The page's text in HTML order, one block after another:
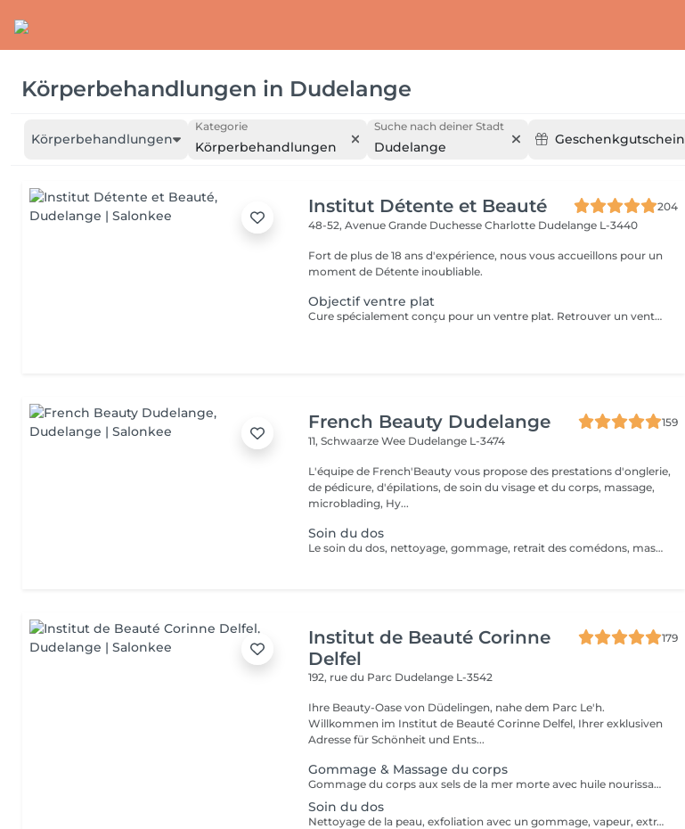
Körperbehandlungen in Dudelange
Körperbehandlungen
Kategorie
Körperbehandlungen
Suche nach deiner Stadt
Dudelange Geschenkgutschein
Institut Détente et Beauté
204
48-52, Avenue Grande Duchesse Charlotte Dudelange L-3440
Fort de plus de 18 ans d'expérience, nous vous accueillons pour un
moment de Détente inoubliable.
Objectif ventre plat
Cure spécialement conçu pour un ventre plat. Retrouver un ventre harmonieux, effet anti-stress, relaxant, confort et légèreté
French Beauty Dudelange
159
11, Schwaarze Wee Dudelange L-3474
L'équipe de French'Beauty vous propose des prestations d'onglerie,
de pédicure, d'épilations, de soin du visage et du corps, massage,
microblading, Hy...
Soin du dos
Le soin du dos, nettoyage, gommage, retrait des comédons, masque et modelage de fin de soin. Idéal lorsque vous présentez cicatrices et boutons.
Institut de Beauté Corinne
Delfel
179
192, rue du Parc Dudelange L-3542
Ihre Beauty-Oase von Düdelingen, nahe dem Parc Le'h.
Willkommen im Institut de Beauté Corinne Delfel, Ihrer exklusiven
Adresse für Schönheit und Ents...
Gommage & Massage du corps
Gommage du corps aux sels de la mer morte avec huile nourissante, Douche. Application d'une creme vitalisante en massage rotative.
Soin du dos
Nettoyage de la peau, exfoliation avec un gommage, vapeur, extraction, Haute fréquence, Masque purifiant, Creme.